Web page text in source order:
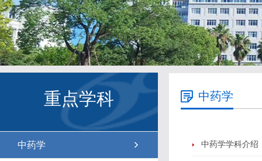
重点学科
中药学
中药学
中药学学科介绍